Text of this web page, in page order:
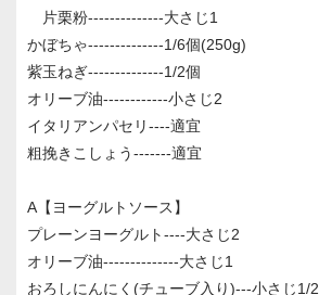
片栗粉--------------大さじ1
かぼちゃ--------------1/6個(250g)
紫玉ねぎ--------------1/2個
オリーブ油------------小さじ2
イタリアンパセリ----適宜
粗挽きこしょう-------適宜
A【ヨーグルトソース】
プレーンヨーグルト----大さじ2
オリーブ油--------------大さじ1
おろしにんにく(チューブ入り)---小さじ1/2